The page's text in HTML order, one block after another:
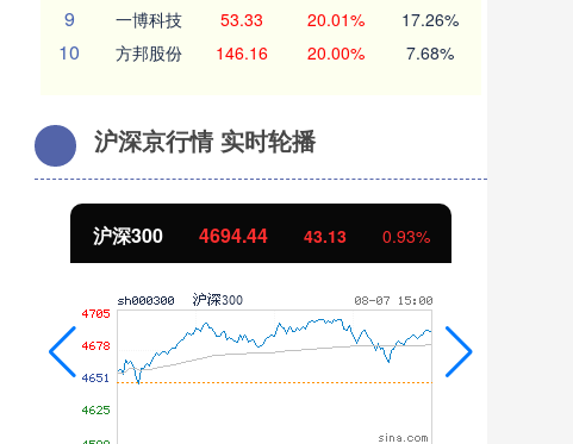
9 一博科技 53.33 20.01% 17.26%
10 方邦股份 146.16 20.00% 7.68%
沪深京行情 实时轮播
沪深300 4694.44 43.13 0.93%